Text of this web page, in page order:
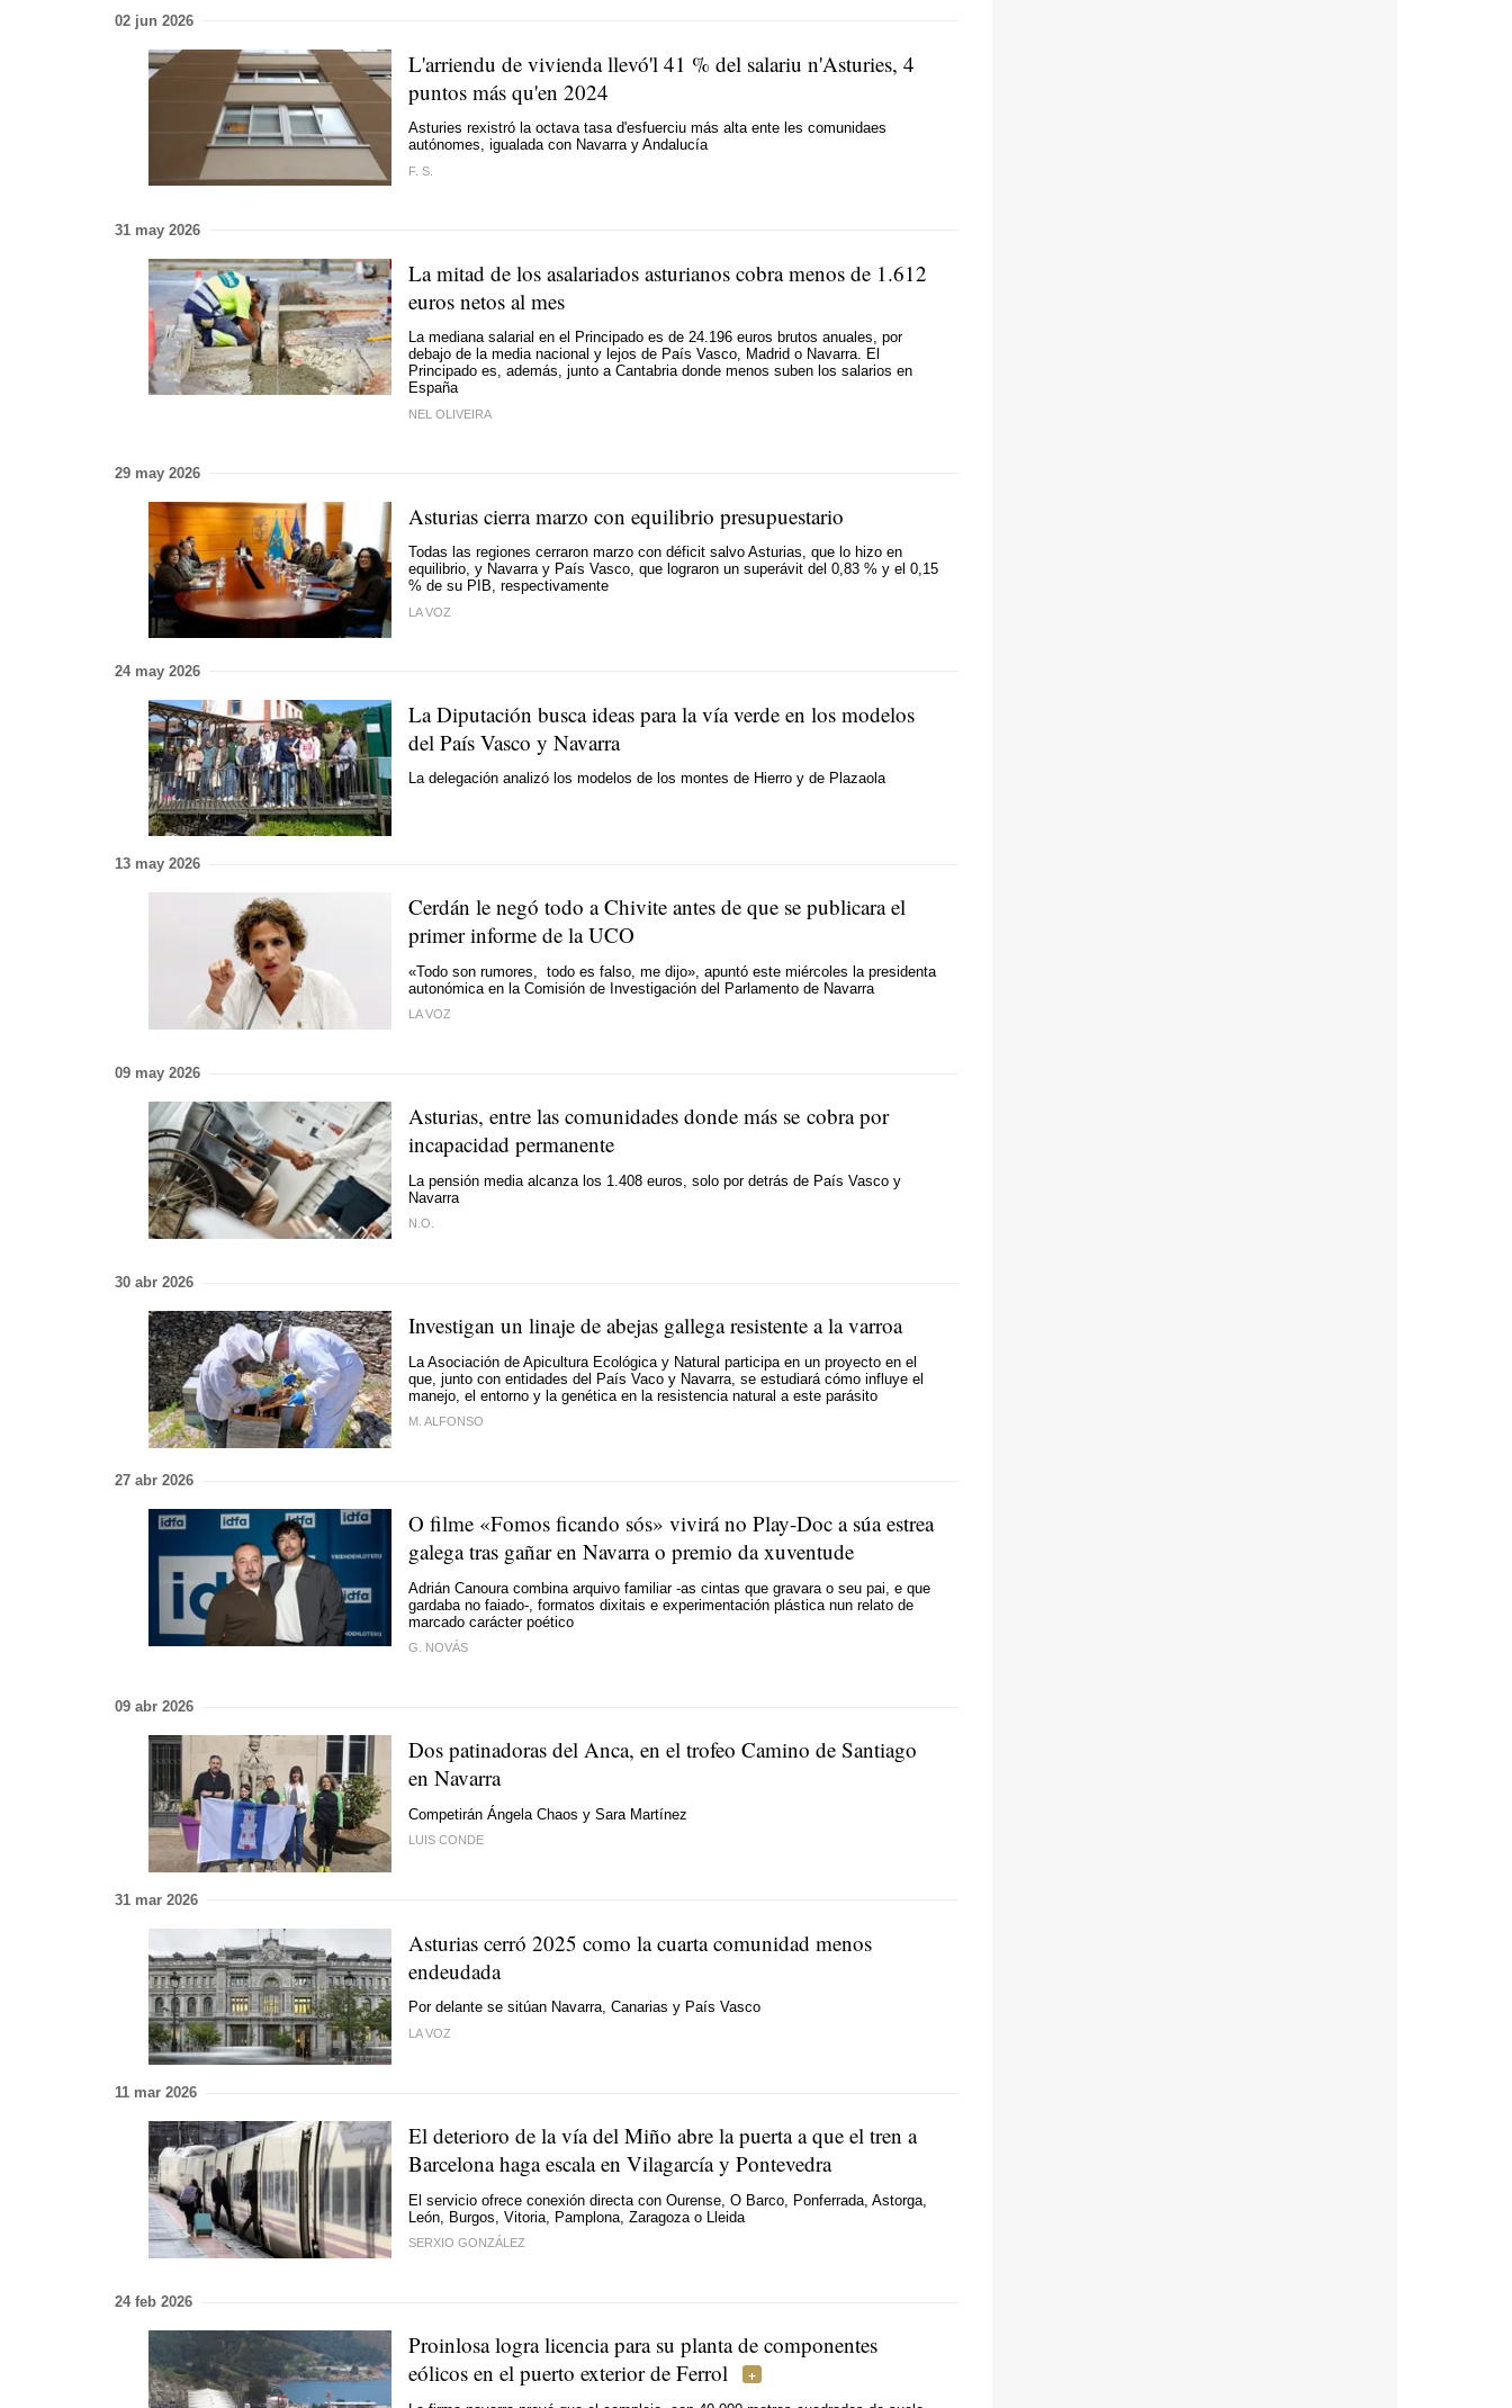
02 jun 2026
L'arriendu de vivienda llevó'l 41 % del salariu n'Asturies, 4
puntos más qu'en 2024
Asturies rexistró la octava tasa d'esfuerciu más alta ente les comunidaes
autónomes, igualada con Navarra y Andalucía
F. S.
31 may 2026
La mitad de los asalariados asturianos cobra menos de 1.612
euros netos al mes
La mediana salarial en el Principado es de 24.196 euros brutos anuales, por
debajo de la media nacional y lejos de País Vasco, Madrid o Navarra. El
Principado es, además, junto a Cantabria donde menos suben los salarios en
España
NEL OLIVEIRA
29 may 2026
Asturias cierra marzo con equilibrio presupuestario
Todas las regiones cerraron marzo con déficit salvo Asturias, que lo hizo en
equilibrio, y Navarra y País Vasco, que lograron un superávit del 0,83 % y el 0,15
% de su PIB, respectivamente
LA VOZ
24 may 2026
La Diputación busca ideas para la vía verde en los modelos
del País Vasco y Navarra
La delegación analizó los modelos de los montes de Hierro y de Plazaola
13 may 2026
Cerdán le negó todo a Chivite antes de que se publicara el
primer informe de la UCO
«Todo son rumores, todo es falso, me dijo», apuntó este miércoles la presidenta
autonómica en la Comisión de Investigación del Parlamento de Navarra
LA VOZ
09 may 2026
Asturias, entre las comunidades donde más se cobra por
incapacidad permanente
La pensión media alcanza los 1.408 euros, solo por detrás de País Vasco y
Navarra
N.O.
30 abr 2026
Investigan un linaje de abejas gallega resistente a la varroa
La Asociación de Apicultura Ecológica y Natural participa en un proyecto en el
que, junto con entidades del País Vaco y Navarra, se estudiará cómo influye el
manejo, el entorno y la genética en la resistencia natural a este parásito
M. ALFONSO
27 abr 2026
O filme «Fomos ficando sós» vivirá no Play-Doc a súa estrea
galega tras gañar en Navarra o premio da xuventude
Adrián Canoura combina arquivo familiar -as cintas que gravara o seu pai, e que
gardaba no faiado-, formatos dixitais e experimentación plástica nun relato de
marcado carácter poético
G. NOVÁS
09 abr 2026
Dos patinadoras del Anca, en el trofeo Camino de Santiago
en Navarra
Competirán Ángela Chaos y Sara Martínez
LUIS CONDE
31 mar 2026
Asturias cerró 2025 como la cuarta comunidad menos
endeudada
Por delante se sitúan Navarra, Canarias y País Vasco
LA VOZ
11 mar 2026
El deterioro de la vía del Miño abre la puerta a que el tren a
Barcelona haga escala en Vilagarcía y Pontevedra
El servicio ofrece conexión directa con Ourense, O Barco, Ponferrada, Astorga,
León, Burgos, Vitoria, Pamplona, Zaragoza o Lleida
SERXIO GONZÁLEZ
24 feb 2026
Proinlosa logra licencia para su planta de componentes
eólicos en el puerto exterior de Ferrol